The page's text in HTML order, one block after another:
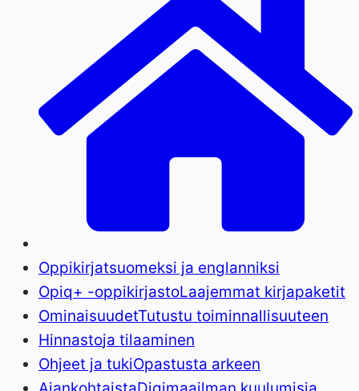
Oppikirjatsuomeksi ja englanniksi
Opiq+ -oppikirjastoLaajemmat kirjapaketit
OminaisuudetTutustu toiminnallisuuteen
Hinnastoja tilaaminen
Ohjeet ja tukiOpastusta arkeen